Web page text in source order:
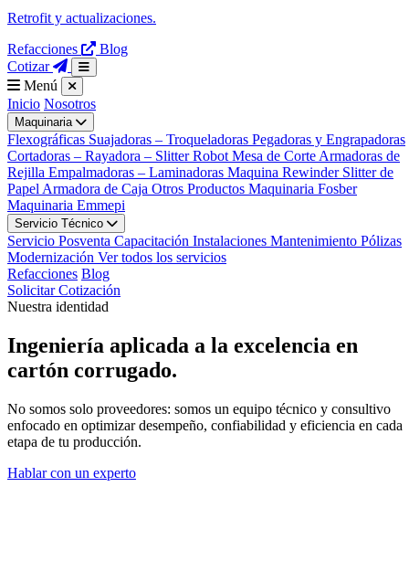
Retrofit y actualizaciones.
Refacciones
Blog
Cotizar
Menú
Inicio Nosotros
Maquinaria
Flexográficas Suajadoras – Troqueladoras Pegadoras y Engrapadoras
Cortadoras – Rayadora – SlitterRobot Mesa de CorteArmadoras de
Rejilla Empalmadoras – Laminadoras Maquina Rewinder Slitter de
PapelArmadora de Caja Otros Productos Maquinaria Fosber
Maquinaria Emmepi
Servicio Técnico
Servicio Posventa Capacitación Instalaciones Mantenimiento Pólizas
Modernización Ver todos los servicios
Refacciones Blog
Solicitar Cotización
Nuestra identidad
Ingeniería aplicada a la excelencia en
cartón corrugado.
No somos solo proveedores: somos un equipo técnico y consultivo
enfocado en optimizar desempeño, confiabilidad y eficiencia en cada
etapa de tu producción.
Hablar con un experto